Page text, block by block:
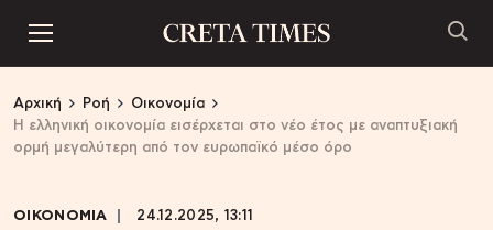
Αρχική Ροή
Οικονομία
Η ελληνική οικονομία εισέρχεται στο νέο έτος με αναπτυξιακή
ορμή μεγαλύτερη από τον ευρωπαϊκό μέσο όρο
ΟΙΚΟΝΟΜΙΑ 24.12.2025, 13:11